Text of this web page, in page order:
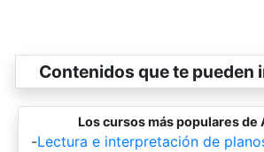
Contenidos que te pueden
Los cursos más populares de
-Lectura e interpretación de